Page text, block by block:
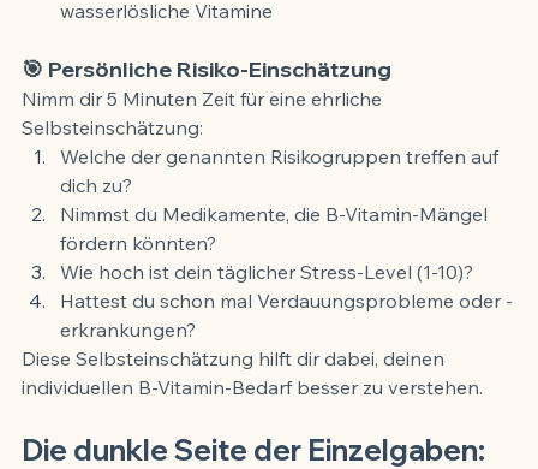
wasserlösliche Vitamine
🎯 Persönliche Risiko-Einschätzung
Nimm dir 5 Minuten Zeit für eine ehrliche
Selbsteinschätzung:
Welche der genannten Risikogruppen treffen auf
dich zu?
Nimmst du Medikamente, die B-Vitamin-Mängel
fördern könnten?
Wie hoch ist dein täglicher Stress-Level (1-10)?
Hattest du schon mal Verdauungsprobleme oder -
erkrankungen?
Diese Selbsteinschätzung hilft dir dabei, deinen
individuellen B-Vitamin-Bedarf besser zu verstehen.
Die dunkle Seite der Einzelgaben: